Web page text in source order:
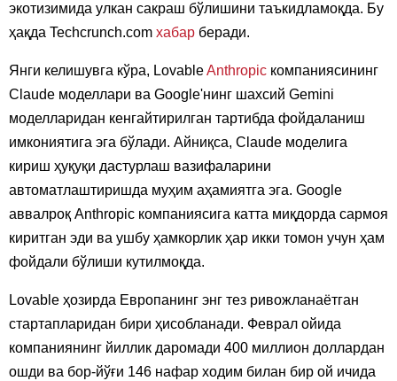
экотизимида улкан сакраш бўлишини таъкидламоқда. Бу
ҳақда Techcrunch.com хабар беради.
Янги келишувга кўра, LovableAnthropic компаниясининг
Claude моделлари ва Google'нинг шахсий Gemini
моделларидан кенгайтирилган тартибда фойдаланиш
имкониятига эга бўлади. Айниқса, Claude моделига
кириш ҳуқуқи дастурлаш вазифаларини
автоматлаштиришда муҳим аҳамиятга эга. Google
аввалроқ Anthropic компаниясига катта миқдорда сармоя
киритган эди ва ушбу ҳамкорлик ҳар икки томон учун ҳам
фойдали бўлиши кутилмоқда.
Lovable ҳозирда Европанинг энг тез ривожланаётган
стартапларидан бири ҳисобланади. Феврал ойида
компаниянинг йиллик даромади 400 миллион доллардан
ошди ва бор-йўғи 146 нафар ходим билан бир ой ичида